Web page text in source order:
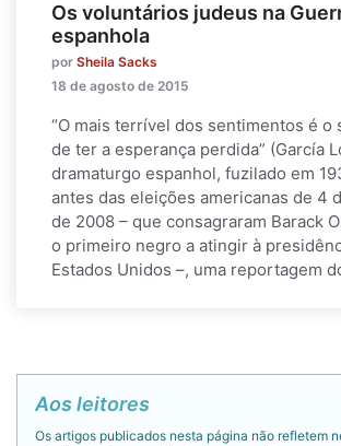
Os voluntários judeus na
espanhola
por Sheila Sacks
18 de agosto de 2015
“O mais terrível dos sentimentos é o
de ter a esperança perdida” (García
dramaturgo espanhol, fuzilado em
antes das eleições americanas de 4
de 2008 – que consagraram Barack
o primeiro negro a atingir à
Estados Unidos –, uma reportagem
Aos leitores
Os artigos publicados nesta página não refletem